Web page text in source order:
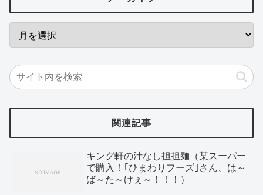
関連記事
キング軒の汁なし担担麺（某スーパー
で購入！｢ひまわりフーズ｣さん、は～
ば～た～けぇ～！！！）